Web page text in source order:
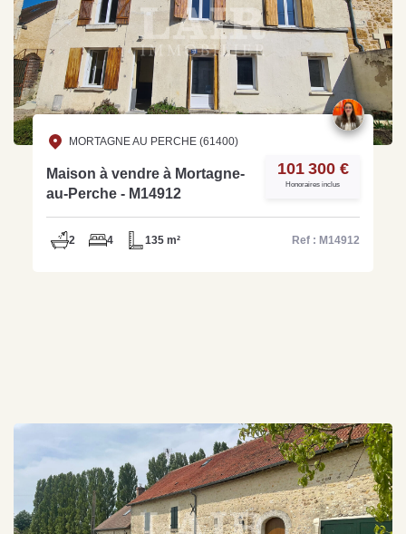
MORTAGNE AU PERCHE (61400)
Maison à vendre à Mortagne-
au-Perche - M14912
101 300 €
Honoraires inclus
2 4 135 m² Ref : M14912